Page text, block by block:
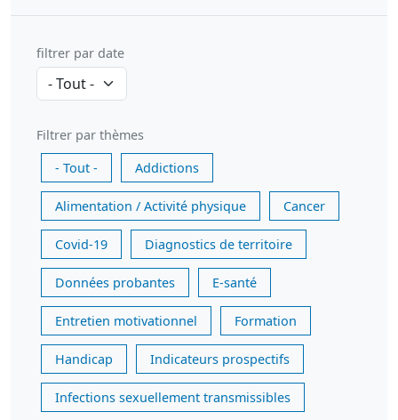
filtrer par date
Filtrer par thèmes
- Tout -
Addictions
Alimentation / Activité physique Cancer
Covid-19 Diagnostics de territoire
Données probantes E-santé
Entretien motivationnel Formation
Handicap Indicateurs prospectifs
Infections sexuellement transmissibles